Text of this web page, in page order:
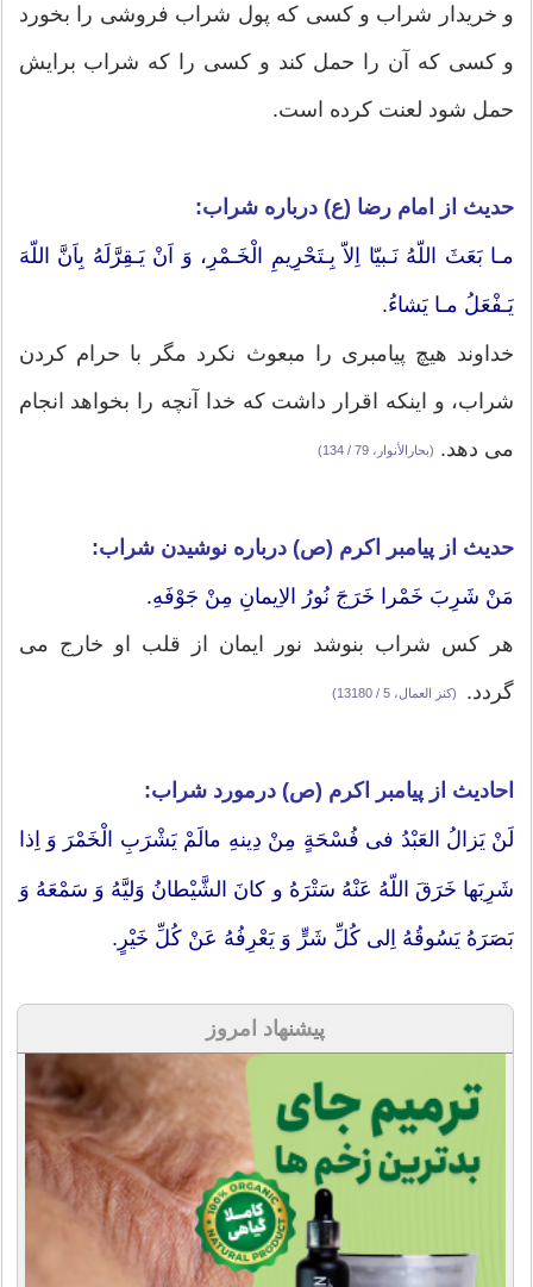
و خريدار شراب و كسى كه پول شراب فروشى را بخورد
و كسى كه آن را حمل كند و كسى را كه شراب برايش
حمل شود لعنت كرده است.
حدیث از امام رضا (ع) درباره شراب:
مـا بَعَثَ اللّهُ نَـبيّا اِلاّ بِـتَحْرِيمِ الْخَـمْرِ، وَ اَنْ يَـقِرَّلَهُ بِاَنَّ اللّهَ
يَـفْعَلُ مـا يَشاءُ.
خداوند هيچ پيامبرى را مبعوث نكرد مگر با حرام كردن
شراب، و اينكه اقرار داشت كه خدا آنچه را بخواهد انجام
مى دهد. (بحارالأنوار، 79 / 134)
حدیث از پيامبر اکرم (ص) درباره نوشیدن شراب:
مَنْ شَرِبَ خَمْرا خَرَجَ نُورُ الاِيمانِ مِنْ جَوْفَهِ.
هر كس شراب بنوشد نور ايمان از قلب او خارج مى
گردد.
(كنز العمال، 5 / 13180)
احادیث از پيامبر اکرم (ص) درمورد شراب:
لَنْ يَزالُ العَبْدُ فى فُسْحَةٍ مِنْ دِينهِ مالَمْ يَشْرَبِ الْخَمْرَ وَ اِذا
شَرِبَها خَرَقَ اللّهُ عَنْهُ سَتْرَهُ و كانَ الشَّيْطانُ وَليَّهُ وَ سَمْعَهُ وَ
بَصَرَهُ يَسُوقُهُ اِلى كُلِّ شَرٍّ وَ يَعْرِفُهُ عَنْ كُلِّ خَيْرٍ.
پیشنهاد امروز